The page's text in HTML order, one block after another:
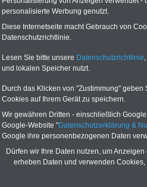
zum Tarifrecht für den
das mindestens einmal im
Komfort: Sie können aus
direkt zur weiterführenden
mehrere OnlineBücher bzw.
Beamtinnen und Beamte mit
und Ländern,
Nebentätig-keitsrecht für
wir ausgewählte Links, z.B.
Hier den
Sigma
personalisierte Werbung genutzt.
Diese Internetseite macht Gebrauch von
Datenschutzrichtlinie.
Lesen Sie bitte unsere Datenschutzrichtlinie
und lokalen Speicher nutzt.
Durch das Klicken von "Zustimmung"
Cookies auf Ihrem Gerät zu speichern.
Wir gewähren Dritten - einschließlich
Google-Website "Datenschutzerklärung &
Google ihre personenbezogenen Daten
Dürfen wir Ihre Daten nutzen, um
erheben Daten und verwenden